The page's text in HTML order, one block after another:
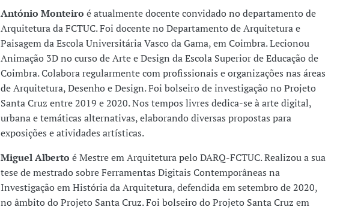
António Monteiro é atualmente docente convidado no departamento de
Arquitetura da FCTUC. Foi docente no Departamento de Arquitetura e
Paisagem da Escola Universitária Vasco da Gama, em Coimbra. Lecionou
Animação 3D no curso de Arte e Design da Escola Superior de Educação de
Coimbra. Colabora regularmente com proﬁssionais e organizações nas áreas
de Arquitetura, Desenho e Design. Foi bolseiro de investigação no Projeto
Santa Cruz entre 2019 e 2020. Nos tempos livres dedica-se à arte digital,
urbana e temáticas alternativas, elaborando diversas propostas para
exposições e atividades artísticas.
Miguel Alberto é Mestre em Arquitetura pelo DARQ-FCTUC. Realizou a sua
tese de mestrado sobre Ferramentas Digitais Contemporâneas na
Investigação em História da Arquitetura, defendida em setembro de 2020,
no âmbito do Projeto Santa Cruz. Foi bolseiro do Projeto Santa Cruz em